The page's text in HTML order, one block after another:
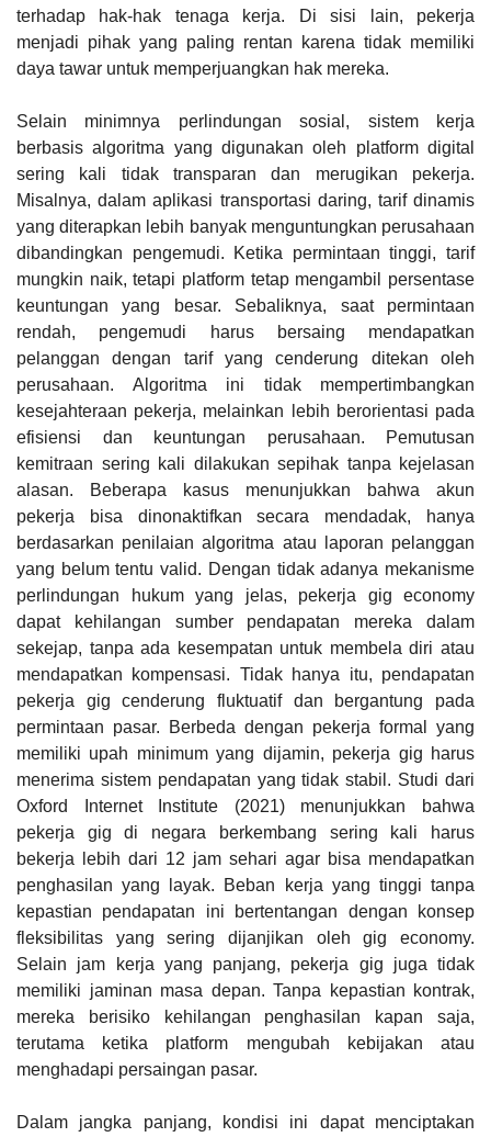
terhadap hak-hak tenaga kerja. Di sisi lain, pekerja
menjadi pihak yang paling rentan karena tidak memiliki
daya tawar untuk memperjuangkan hak mereka.
Selain minimnya perlindungan sosial, sistem kerja
berbasis algoritma yang digunakan oleh platform digital
sering kali tidak transparan dan merugikan pekerja.
Misalnya, dalam aplikasi transportasi daring, tarif dinamis
yang diterapkan lebih banyak menguntungkan perusahaan
dibandingkan pengemudi. Ketika permintaan tinggi, tarif
mungkin naik, tetapi platform tetap mengambil persentase
keuntungan yang besar. Sebaliknya, saat permintaan
rendah, pengemudi harus bersaing mendapatkan
pelanggan dengan tarif yang cenderung ditekan oleh
perusahaan. Algoritma ini tidak mempertimbangkan
kesejahteraan pekerja, melainkan lebih berorientasi pada
efisiensi dan keuntungan perusahaan. Pemutusan
kemitraan sering kali dilakukan sepihak tanpa kejelasan
alasan. Beberapa kasus menunjukkan bahwa akun
pekerja bisa dinonaktifkan secara mendadak, hanya
berdasarkan penilaian algoritma atau laporan pelanggan
yang belum tentu valid. Dengan tidak adanya mekanisme
perlindungan hukum yang jelas, pekerja gig economy
dapat kehilangan sumber pendapatan mereka dalam
sekejap, tanpa ada kesempatan untuk membela diri atau
mendapatkan kompensasi. Tidak hanya itu, pendapatan
pekerja gig cenderung fluktuatif dan bergantung pada
permintaan pasar. Berbeda dengan pekerja formal yang
memiliki upah minimum yang dijamin, pekerja gig harus
menerima sistem pendapatan yang tidak stabil. Studi dari
Oxford Internet Institute (2021) menunjukkan bahwa
pekerja gig di negara berkembang sering kali harus
bekerja lebih dari 12 jam sehari agar bisa mendapatkan
penghasilan yang layak. Beban kerja yang tinggi tanpa
kepastian pendapatan ini bertentangan dengan konsep
fleksibilitas yang sering dijanjikan oleh gig economy.
Selain jam kerja yang panjang, pekerja gig juga tidak
memiliki jaminan masa depan. Tanpa kepastian kontrak,
mereka berisiko kehilangan penghasilan kapan saja,
terutama ketika platform mengubah kebijakan atau
menghadapi persaingan pasar.
Dalam jangka panjang, kondisi ini dapat menciptakan